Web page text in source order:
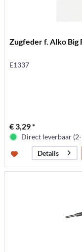
Zugfeder f. Alko Big
E1337
€ 3,29 *
Direct leverbaar
Details